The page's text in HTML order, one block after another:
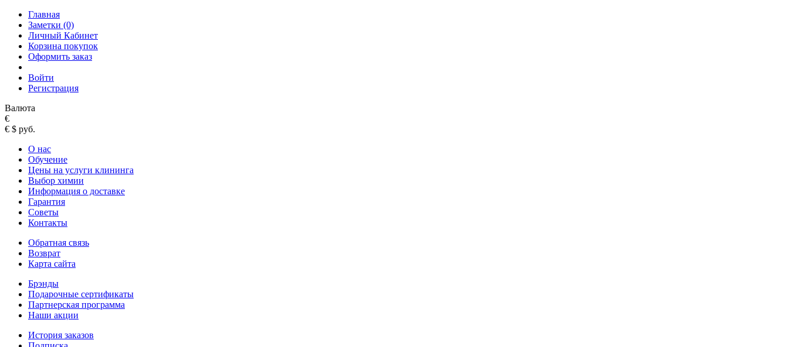
Главная
Заметки (0)
Личный Кабинет
Корзина покупок
Оформить заказ
Войти
Регистрация
Валюта
€
€ $ руб.
О нас
Обучение
Цены на услуги клининга
Выбор химии
Информация о доставке
Гарантия
Советы
Контакты
Обратная связь
Возврат
Карта сайта
Брэнды
Подарочные сертификаты
Партнерская программа
Наши акции
История заказов